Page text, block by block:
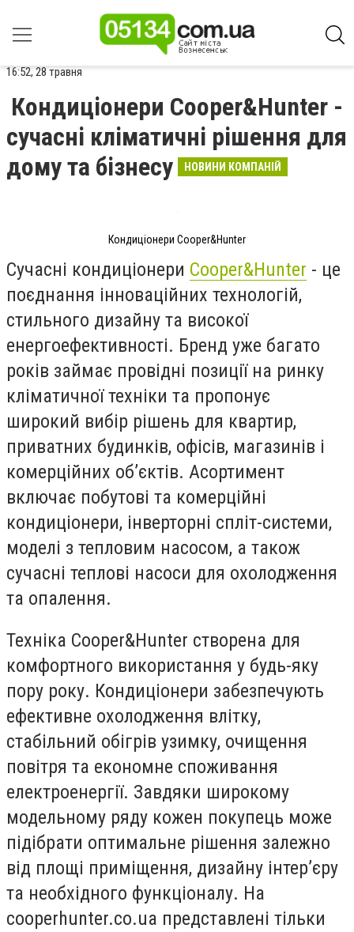
16:52, 28 травня
Кондиціонери Cooper&Hunter -
сучасні кліматичні рішення для
дому та бізнесу
НОВИНИ КОМПАНІЙ
Кондиціонери Cooper&Hunter
Сучасні кондиціонери Cooper&Hunter - це
поєднання інноваційних технологій,
стильного дизайну та високої
енергоефективності. Бренд уже багато
років займає провідні позиції на ринку
кліматичної техніки та пропонує
широкий вибір рішень для квартир,
приватних будинків, офісів, магазинів і
комерційних об’єктів. Асортимент
включає побутові та комерційні
кондиціонери, інверторні спліт-системи,
моделі з тепловим насосом, а також
сучасні теплові насоси для охолодження
та опалення.
Техніка Cooper&Hunter створена для
комфортного використання у будь-яку
пору року. Кондиціонери забезпечують
ефективне охолодження влітку,
стабільний обігрів узимку, очищення
повітря та економне споживання
електроенергії. Завдяки широкому
модельному ряду кожен покупець може
підібрати оптимальне рішення залежно
від площі приміщення, дизайну інтер’єру
та необхідного функціоналу. На
cooperhunter.co.ua представлені тільки